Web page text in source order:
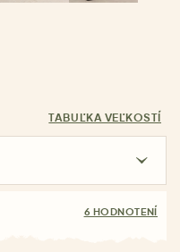
TABUĽKA VEĽKOSTÍ
6 HODNOTENÍ